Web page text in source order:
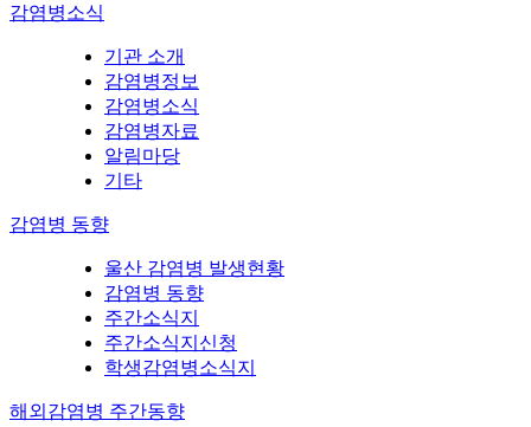
감염병소식
기관 소개
감염병정보
감염병소식
감염병자료
알림마당
기타
감염병 동향
울산 감염병 발생현황
감염병 동향
주간소식지
주간소식지신청
학생감염병소식지
해외감염병 주간동향